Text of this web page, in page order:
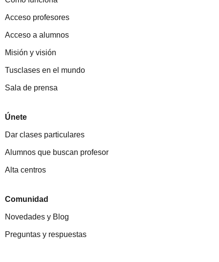
Acceso profesores
Acceso a alumnos
Misión y visión
Tusclases en el mundo
Sala de prensa
Únete
Dar clases particulares
Alumnos que buscan profesor
Alta centros
Comunidad
Novedades y Blog
Preguntas y respuestas